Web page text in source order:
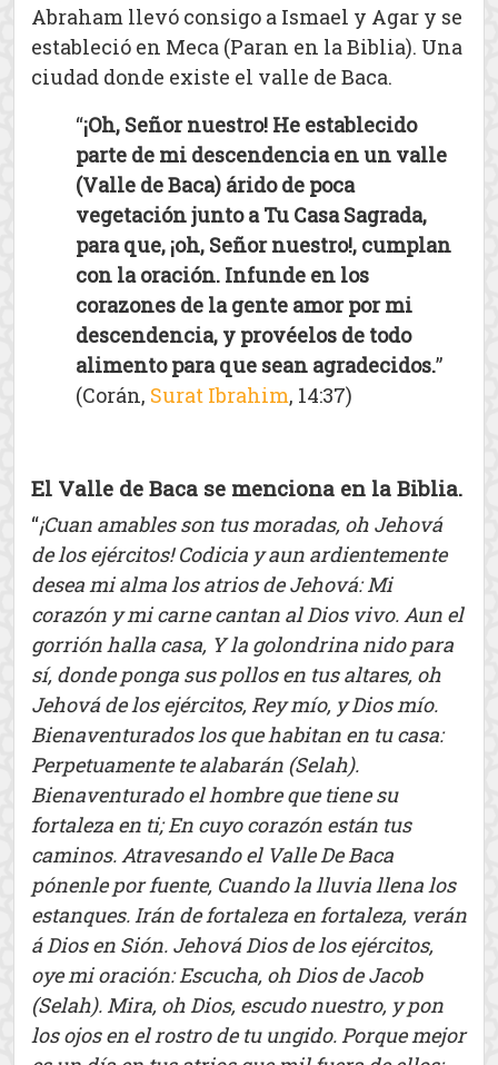
Abraham llevó consigo a Ismael y Agar y se
estableció en Meca (Paran en la Biblia). Una
ciudad donde existe el valle de Baca.
“¡Oh, Señor nuestro! He establecido
parte de mi descendencia en un valle
(Valle de Baca) árido de poca
vegetación junto a Tu Casa Sagrada,
para que, ¡oh, Señor nuestro!, cumplan
con la oración. Infunde en los
corazones de la gente amor por mi
descendencia, y provéelos de todo
alimento para que sean agradecidos.”
(Corán, Surat Ibrahim, 14:37)
El Valle de Baca se menciona en la Biblia.
“¡Cuan amables son tus moradas, oh Jehová
de los ejércitos! Codicia y aun ardientemente
desea mi alma los atrios de Jehová: Mi
corazón y mi carne cantan al Dios vivo. Aun el
gorrión halla casa, Y la golondrina nido para
sí, donde ponga sus pollos en tus altares, oh
Jehová de los ejércitos, Rey mío, y Dios mío.
Bienaventurados los que habitan en tu casa:
Perpetuamente te alabarán (Selah).
Bienaventurado el hombre que tiene su
fortaleza en ti; En cuyo corazón están tus
caminos. Atravesando el Valle De Baca
pónenle por fuente, Cuando la lluvia llena los
estanques. Irán de fortaleza en fortaleza, verán
á Dios en Sión. Jehová Dios de los ejércitos,
oye mi oración: Escucha, oh Dios de Jacob
(Selah). Mira, oh Dios, escudo nuestro, y pon
los ojos en el rostro de tu ungido. Porque mejor